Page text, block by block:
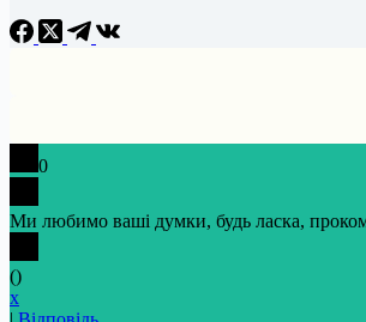
0
Ми любимо ваші думки, будь ласка,
()
x